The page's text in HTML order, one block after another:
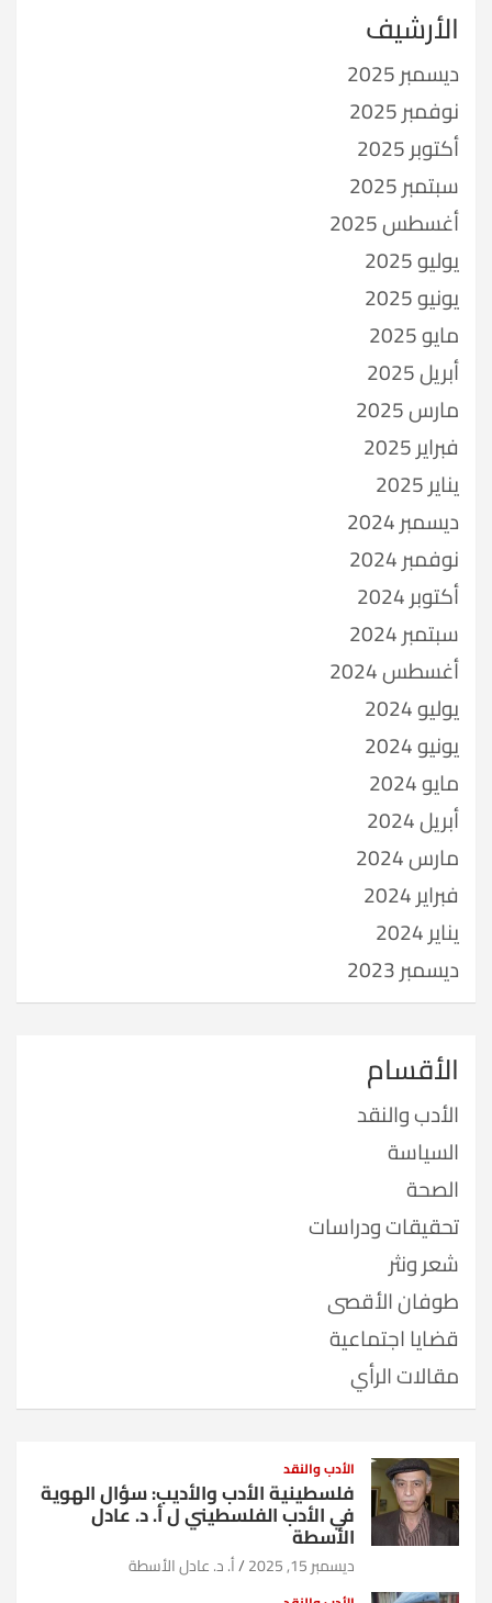
الأرشيف
ديسمبر 2025
نوفمبر 2025
أكتوبر 2025
سبتمبر 2025
أغسطس 2025
يوليو 2025
يونيو 2025
مايو 2025
أبريل 2025
مارس 2025
فبراير 2025
يناير 2025
ديسمبر 2024
نوفمبر 2024
أكتوبر 2024
سبتمبر 2024
أغسطس 2024
يوليو 2024
يونيو 2024
مايو 2024
أبريل 2024
مارس 2024
فبراير 2024
يناير 2024
ديسمبر 2023
الأقسام
الأدب والنقد
السياسة
الصحة
تحقيقات ودراسات
شعر ونثر
طوفان الأقصى
قضايا اجتماعية
مقالات الرأي
الأدب والنقد
فلسطينية الأدب والأديب: سؤال الهوية
في الأدب الفلسطيني ل أ. د. عادل
الأسطة
ديسمبر 15, 2025 أ. د. عادل الأسطة